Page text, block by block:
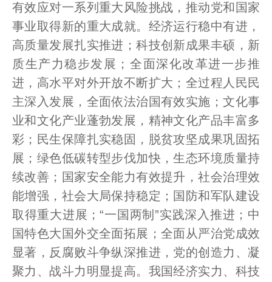
有效应对一系列重大风险挑战，推动党和国家
事业取得新的重大成就。经济运行稳中有进，
高质量发展扎实推进；科技创新成果丰硕，新
质生产力稳步发展；全面深化改革进一步推
进，高水平对外开放不断扩大；全过程人民民
主深入发展，全面依法治国有效实施；文化事
业和文化产业蓬勃发展，精神文化产品丰富多
彩；民生保障扎实稳固，脱贫攻坚成果巩固拓
展；绿色低碳转型步伐加快，生态环境质量持
续改善；国家安全能力有效提升，社会治理效
能增强，社会大局保持稳定；国防和军队建设
取得重大进展；“一国两制”实践深入推进；中
国特色大国外交全面拓展；全面从严治党成效
显著，反腐败斗争纵深推进，党的创造力、凝
聚力、战斗力明显提高。我国经济实力、科技